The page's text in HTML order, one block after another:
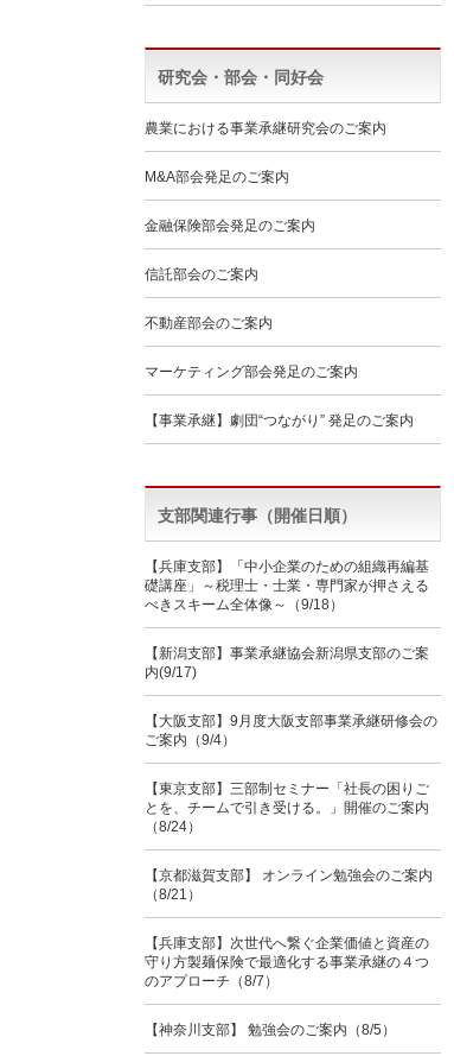
研究会・部会・同好会
農業における事業承継研究会のご案内
M&A部会発足のご案内
金融保険部会発足のご案内
信託部会のご案内
不動産部会のご案内
マーケティング部会発足のご案内
【事業承継】劇団“つながり” 発足のご案内
支部関連行事（開催日順）
【兵庫支部】「中小企業のための組織再編基
礎講座」～税理士・士業・専門家が押さえる
べきスキーム全体像～（9/18）
【新潟支部】事業承継協会新潟県支部のご案
内(9/17)
【大阪支部】9月度大阪支部事業承継研修会の
ご案内（9/4）
【東京支部】三部制セミナー「社長の困りご
とを、チームで引き受ける。」開催のご案内
（8/24）
【京都滋賀支部】 オンライン勉強会のご案内
（8/21）
【兵庫支部】次世代へ繋ぐ企業価値と資産の
守り方製麺保険で最適化する事業承継の４つ
のアプローチ（8/7）
【神奈川支部】 勉強会のご案内（8/5）